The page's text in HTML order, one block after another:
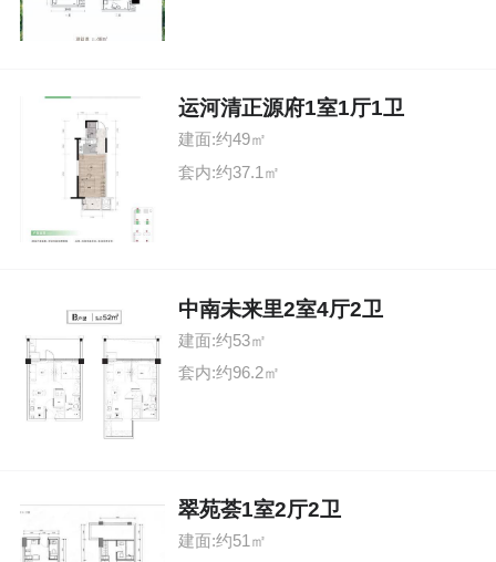
运河清正源府1室1厅1卫
建面:约49㎡
套内:约37.1㎡
中南未来里2室4厅2卫
建面:约53㎡
套内:约96.2㎡
翠苑荟1室2厅2卫
建面:约51㎡